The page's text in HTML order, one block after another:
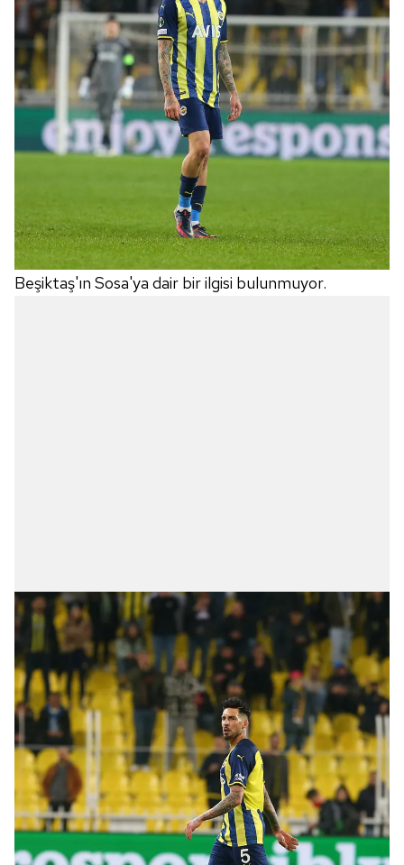
gösterilmeyecektir."
Sizlere daha iyi bir hizmet sunabilmek için İnternet
Sitemizde kendimize ve üçüncü kişilere ait çerezler
kullanılmaktadır. Bu çerezler vasıtasıyla çeşitli kişisel
verileriniz işlenmekte olup gerekli olan çerezler bilgi
toplumu hizmetlerinin sunulması amacıyla
kullanılmaktadır. Diğer çerezler, sitemizin daha işlevsel
kılınması ve kişiselleştirilmesi ve sizlere yönelik
reklam/pazarlama faaliyetlerinin yapılması, amaçlarıyla
sınırlı olarak açık rızanız dahilinde kullanılacaktır.
Çerezlere ilişkin tercihlerinizi aşağıda yer alan panel
vasıtasıyla belirleyebilirsiniz. Çerezlere ilişkin detaylı bilgi
Beşiktaş'ın Sosa'ya dair bir ilgisi bulunmuyor.